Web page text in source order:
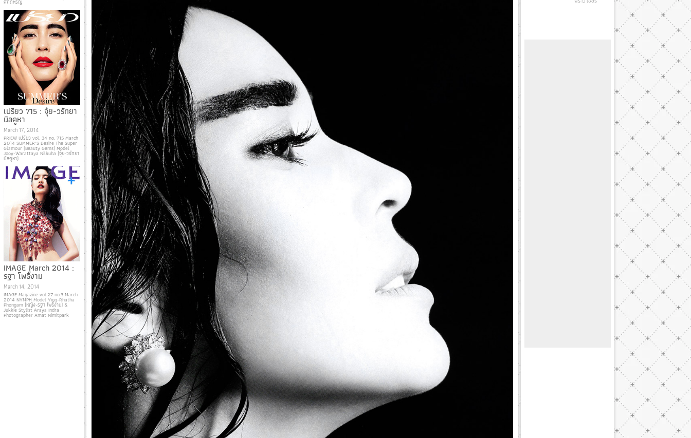
ศักดิ์หิรัญ
เปรียว 715 : จุ๋ย-วรัทยา
นิลคูหา
March 17, 2014
PRIEW เปรียว vol. 34 no. 715 March
2014 SUMMER’S Desire The Super
Glamour [Beauty Gems] Model
Jooy-Warattaya Nilkuha (จุ๋ย-วรัทยา
นิลคูหา)
IMAGE March 2014 :
รฐา โพธิ์งาม
March 14, 2014
IMAGE Magazine vol.27 no.3 March
2014 NYMPH Model Ying-Rhatha
Phongam (หญิง-รฐา โพธิ์งาม) &
Jukkie Stylist Araya Indra
Photographer Amat Nimitpark